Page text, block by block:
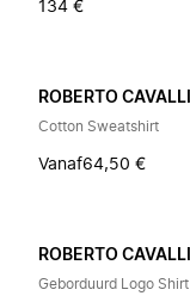
134 €
ROBERTO CAVALLI
Cotton Sweatshirt
Vanaf64,50 €
ROBERTO CAVALLI
Geborduurd Logo Shirt